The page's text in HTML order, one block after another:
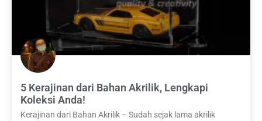
5 Kerajinan dari Bahan Akrilik, Lengkapi
Koleksi Anda!
Kerajinan dari Bahan Akrilik – Sudah sejak lama akrilik